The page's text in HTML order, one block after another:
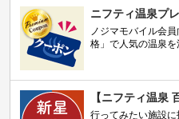
ニフティ温泉プ
ノジマモバイル会
格」で人気の温泉を
【ニフティ温泉
行ってみたい施設に